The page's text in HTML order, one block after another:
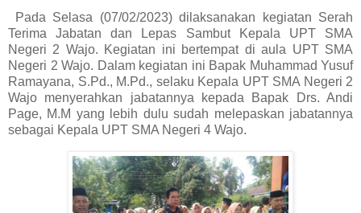
Pada Selasa (07/02/2023) dilaksanakan kegiatan Serah
Terima Jabatan dan Lepas Sambut Kepala UPT SMA
Negeri 2 Wajo. Kegiatan ini bertempat di aula UPT SMA
Negeri 2 Wajo. Dalam kegiatan ini Bapak Muhammad Yusuf
Ramayana, S.Pd., M.Pd., selaku Kepala UPT SMA Negeri 2
Wajo menyerahkan jabatannya kepada Bapak Drs. Andi
Page, M.M yang lebih dulu sudah melepaskan jabatannya
sebagai Kepala UPT SMA Negeri 4 Wajo.